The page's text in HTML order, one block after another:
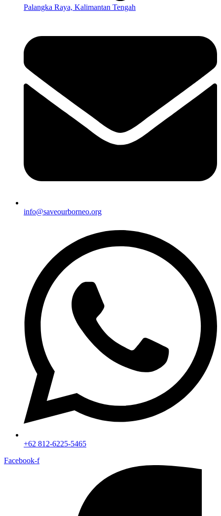
Palangka Raya, Kalimantan Tengah
info@saveourborneo.org
+62 812-6225-5465
Facebook-f